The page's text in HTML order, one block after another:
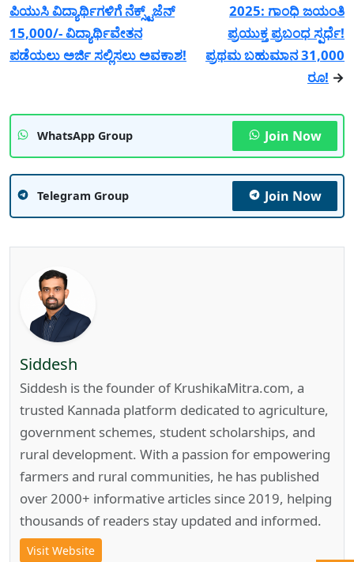
ಪಿಯುಸಿ ವಿದ್ಯಾರ್ಥಿಗಳಿಗೆ ನೆಕ್ಸ್ಟ್‌ಜೆನ್
15,000/- ವಿದ್ಯಾರ್ಥಿವೇತನ
ಪಡೆಯಲು ಅರ್ಜಿ ಸಲ್ಲಿಸಲು ಅವಕಾಶ!
2025: ಗಾಂಧಿ ಜಯಂತಿ
ಪ್ರಯುಕ್ತ ಪ್ರಬಂಧ ಸ್ಪರ್ಧೆ!
ಪ್ರಥಮ ಬಹುಮಾನ 31,000
ರೂ! →
WhatsApp Group Join Now
Telegram Group Join Now
Siddesh
Siddesh is the founder of KrushikaMitra.com, a
trusted Kannada platform dedicated to agriculture,
government schemes, student scholarships, and
rural development. With a passion for empowering
farmers and rural communities, he has published
over 2000+ informative articles since 2019, helping
thousands of readers stay updated and informed.
Visit Website